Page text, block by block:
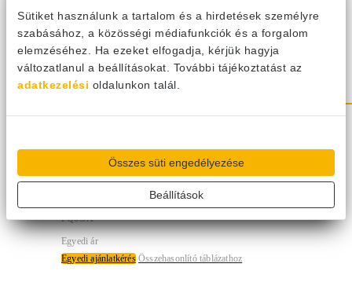
Sütiket használunk a tartalom és a hirdetések személyre
szabásához, a közösségi médiafunkciók és a forgalom
elemzéséhez. Ha ezeket elfogadja, kérjük hagyja
változatlanul a beállításokat. További tájékoztatást az
adatkezelési oldalunkon talál.
Összes süti engedélyezése
Beállítások
Gree GMV5/6 elágazó idom pár –
FQ03/A
FQ03/A
Egyedi ár
Egyedi ajánlatkérés Összehasonlító táblázathoz